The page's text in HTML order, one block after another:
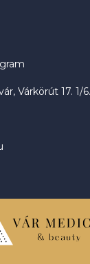
Várkörút 17. 1/6.